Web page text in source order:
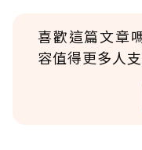
喜歡這篇文章
容值得更多人支